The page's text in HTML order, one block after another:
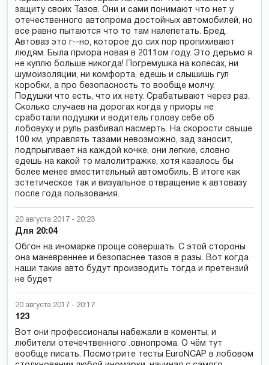
защиту своих Тазов. Они и сами понимают что нет у
отечественного автопрома достойных автомобилей, но
все равно пытаются что то там налепетать. Бред.
Автоваз это г--но, которое до сих пор пропихивают
людям. Была приора новая в 2011ом году. Это дерьмо я
не куплю больше никогда! Погремушка на колесах, ни
шумоизоляции, ни комфорта, едешь и слышишь гул
коробки, а про безопасность то вообще молчу.
Подушки что есть, что их нету. Срабатывают через раз.
Сколько случаев на дорогах когда у приоры не
сработали подушки и водитель голову себе об
лобовуху и руль разбивал насмерть. На скорости свыше
100 км, управлять тазами невозможно, зад заносит,
подпрыгивает на каждой кочке, они легкие, словно
едешь на какой то малолитражке, хотя казалось бы
более менее вместительный автомобиль. В итоге как
эстетическое так и визуальное отвращение к автовазу
после года пользования.
20 августа 2017 - 20:23
Для 20:04
Обгон на иномарке проще совершать. С этой стороны
она маневреннее и безопаснее тазов в разы. Вот когда
наши такие авто будут производить тогда и претензий
не будет
20 августа 2017 - 20:17
123
Вот они профессионалы набежали в коменты, и
любители отечечтвенного .овнопрома. О чём тут
вообще писать. Посмотрите тесты EuroNCAP в лобовом